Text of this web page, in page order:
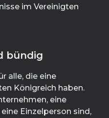
im Vereinigten
bündig
alle, die eine
Königreich haben.
eine
Einzelperson sind,